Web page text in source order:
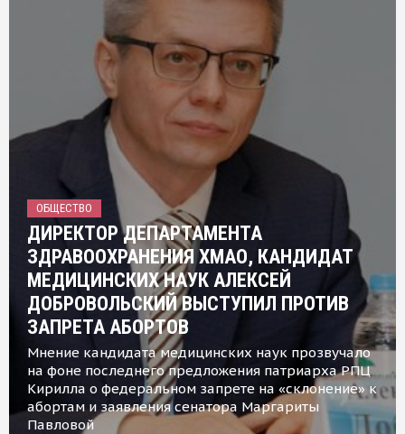
ОБЩЕСТВО
ДИРЕКТОР ДЕПАРТАМЕНТА
ЗДРАВООХРАНЕНИЯ ХМАО, КАНДИДАТ
МЕДИЦИНСКИХ НАУК АЛЕКСЕЙ
ДОБРОВОЛЬСКИЙ ВЫСТУПИЛ ПРОТИВ
ЗАПРЕТА АБОРТОВ
Мнение кандидата медицинских наук прозвучало
на фоне последнего предложения патриарха РПЦ
Кирилла о федеральном запрете на «склонение» к
абортам и заявления сенатора Маргариты
Павловой